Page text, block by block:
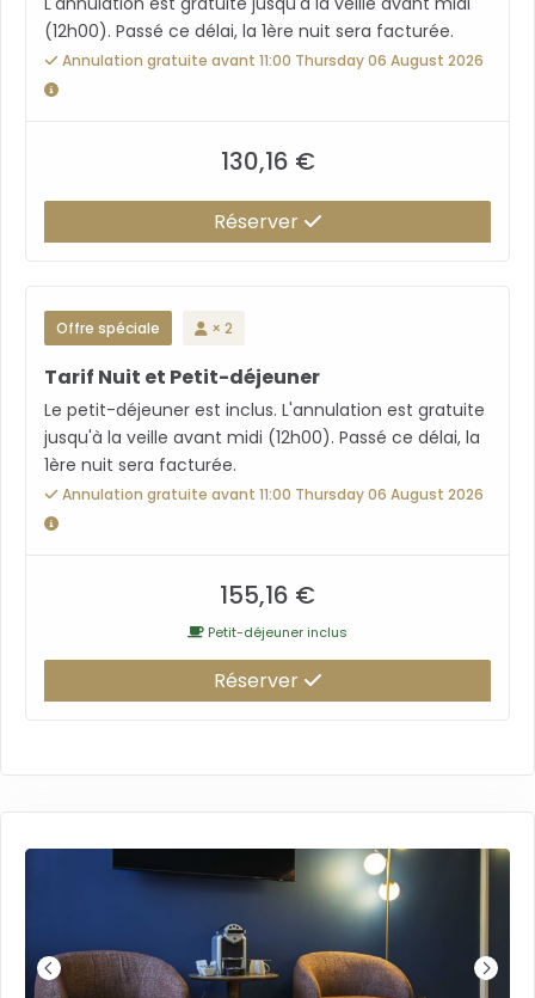
rez-de-chaussée). Un lit bébé peut-être rajouté
dans la chambre sur demande et sans frais. Un lit
d'appoint pour un enfant de moins de 16 ans
(12h00). Passé ce délai, la 1ère nuit sera facturée.
Annulation gratuite avant 11:00 Thursday 06 August 2026
130,16 €
Réserver
Offre spéciale × 2
Tarif Nuit et Petit-déjeuner
Le petit-déjeuner est inclus. L'annulation est gratuite
jusqu'à la veille avant midi (12h00). Passé ce délai, la
1ère nuit sera facturée.
Annulation gratuite avant 11:00 Thursday 06 August 2026
155,16 €
Petit-déjeuner inclus
Réserver